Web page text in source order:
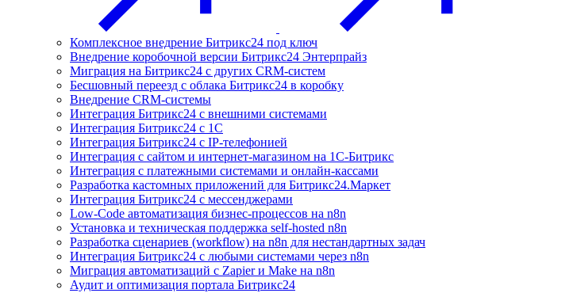
Комплексное внедрение Битрикс24 под ключ
Внедрение коробочной версии Битрикс24 Энтерпрайз
Миграция на Битрикс24 с других CRM-систем
Бесшовный переезд с облака Битрикс24 в коробку
Внедрение CRM-системы
Интеграция Битрикс24 с внешними системами
Интеграция Битрикс24 с 1С
Интеграция Битрикс24 с IP-телефонией
Интеграция с сайтом и интернет-магазином на 1С-Битрикс
Интеграция с платежными системами и онлайн-кассами
Разработка кастомных приложений для Битрикс24.Маркет
Интеграция Битрикс24 с мессенджерами
Low-Code автоматизация бизнес-процессов на n8n
Установка и техническая поддержка self-hosted n8n
Разработка сценариев (workflow) на n8n для нестандартных задач
Интеграция Битрикс24 с любыми системами через n8n
Миграция автоматизаций с Zapier и Make на n8n
Аудит и оптимизация портала Битрикс24